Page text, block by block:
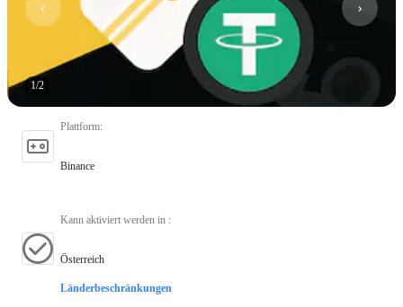
1/2
Plattform:
Binance
Kann aktiviert werden in :
Österreich
Länderbeschränkungen